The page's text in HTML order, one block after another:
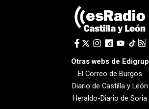
Otras webs de Edigrup
El Correo de Burgos
Diario de Castilla y León
Heraldo-Diario de Soria